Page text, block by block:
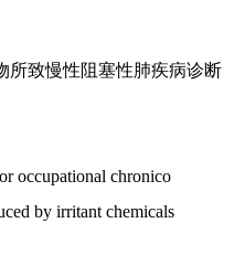
所致慢性阻塞性肺疾病诊断
occupational chronico
by irritant chemicals